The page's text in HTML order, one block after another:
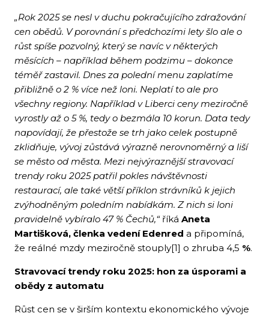
„Rok 2025 se nesl v duchu pokračujícího zdražování
cen obědů. V porovnání s předchozími lety šlo ale o
růst spíše pozvolný, který se navíc v některých
měsících – například během podzimu – dokonce
téměř zastavil. Dnes za polední menu zaplatíme
přibližně o 2 % více než loni. Neplatí to ale pro
všechny regiony. Například v Liberci ceny meziročně
vyrostly až o 5 %, tedy o bezmála 10 korun. Data tedy
napovídají, že přestože se trh jako celek postupně
zklidňuje, vývoj zůstává výrazně nerovnoměrný a liší
se město od města. Mezi nejvýraznější stravovací
trendy roku 2025 patřil pokles návštěvnosti
restaurací, ale také větší příklon strávníků k jejich
zvýhodněným poledním nabídkám. Z nich si loni
pravidelně vybíralo 47 % Čechů,“říká Aneta
Martišková, členka vedení Edenred a připomíná,
že reálné mzdy meziročně stouply[1] o zhruba 4,5 %.
Stravovací trendy roku 2025: hon za úsporami a
obědy z automatu
Růst cen se v širším kontextu ekonomického vývoje